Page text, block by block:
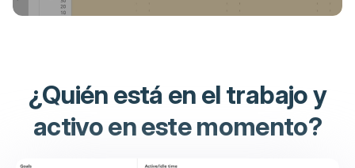
¿Quién está en el trabajo y
activo en este momento?